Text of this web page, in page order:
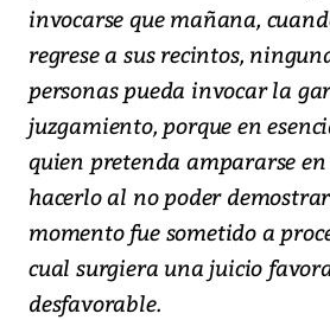
invocarse que mañana,
regrese a sus recintos,
personas pueda invocar la
juzgamiento, porque en
quien pretenda ampararse
hacerlo al no poder
momento fue sometido a
cual surgiera una juicio
desfavorable.